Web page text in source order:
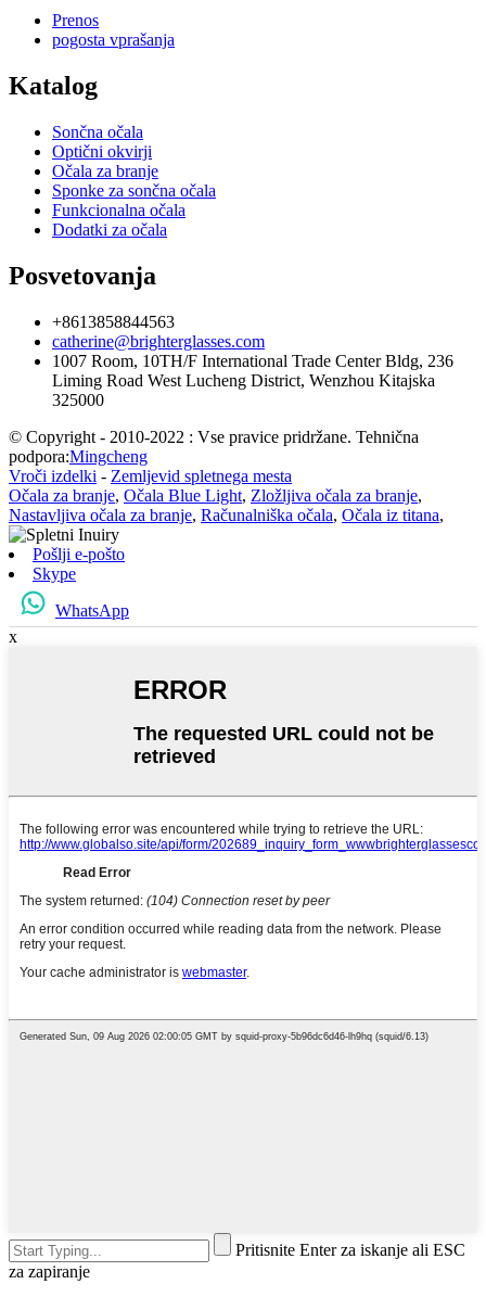
Prenos
pogosta vprašanja
Katalog
Sončna očala
Optični okvirji
Očala za branje
Sponke za sončna očala
Funkcionalna očala
Dodatki za očala
Posvetovanja
+8613858844563
catherine@brighterglasses.com
1007 Room, 10TH/F International Trade Center Bldg, 236
Liming Road West Lucheng District, Wenzhou Kitajska
325000
© Copyright - 2010-2022 : Vse pravice pridržane. Tehnična
podpora:Mingcheng
Vroči izdelki - Zemljevid spletnega mesta
Očala za branje, Očala Blue Light, Zložljiva očala za branje,
Nastavljiva očala za branje, Računalniška očala, Očala iz titana,
Pošlji e-pošto
Skype
WhatsApp
x
Pritisnite Enter za iskanje ali ESC
za zapiranje